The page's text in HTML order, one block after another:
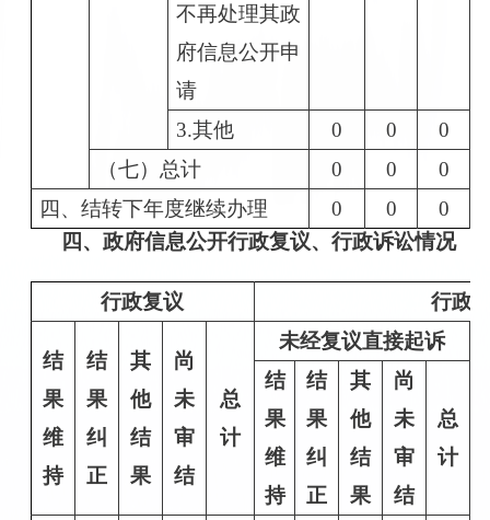
不再处理其政
府信息公开申
请
3.其他 0 0
0
（七）总计
0 0
0
四、结转下年度继续办理
0 0
0
四、政府信息公开行政复议、行政诉讼情况
行政复议 行政
结
果
维
持
结
果
纠
正
其
他
结
果
尚
未
审
结
总
计
未经复议直接起诉
结
果
维
持
结
果
纠
正
其
他
结
果
尚
未
审
结
总
计